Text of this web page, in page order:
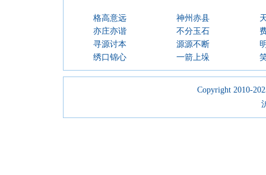
格高意远 神州赤县
亦庄亦谐
不分玉石
寻源讨本
源源不断
绣口锦心
一箭上垛
Copyright 2010-